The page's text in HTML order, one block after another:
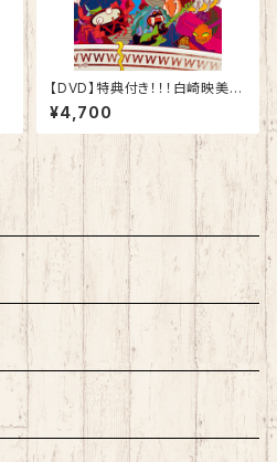
【DVD】特典付き！！！白崎映美＆
東北6県ろ~るショー!! DVD
『実録!!夏のぜんぶのせフェステ
ィバル -渋谷 2015-』
¥4,700